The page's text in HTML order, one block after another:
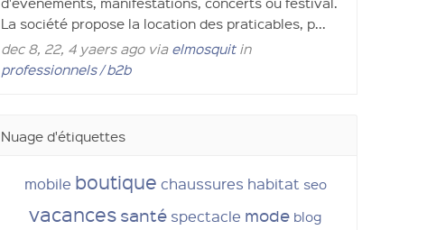
La société propose la location des praticables, p...
dec 8, 22, 4 yaers ago via elmosquitin
professionnels / b2b
Nuage d'étiquettes
mobile boutique chaussures habitat seo
vacances santé spectacle mode blog